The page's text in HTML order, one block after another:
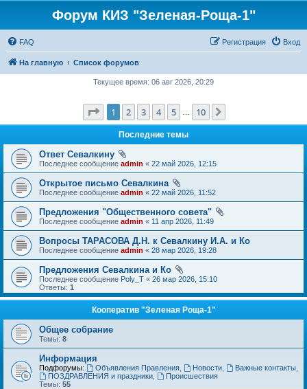
Форум КИЗ "Зеленая-Роща-1"
FAQ Вход
Регистрация
На главную Список форумов
Текущее время: 06 авг 2026, 20:29
Страница из 10
1 2 3 4 5 10
Последние темы
Ответ Севалкину
Последнее сообщение admin « 22 май 2026, 12:15
Открытое письмо Севалкина
Последнее сообщение admin « 22 май 2026, 11:52
Предложения "Общественного совета"
Последнее сообщение admin « 11 апр 2026, 11:49
Вопросы ТАРАСОВА Д.Н. к Севалкину И.А. и Ко
Последнее сообщение admin « 28 мар 2026, 19:28
Предложения Севалкина и Ко
Последнее сообщение Poly_T « 26 мар 2026, 15:10
Ответы: 1
Кооператив "Зеленая Роща-1"
Общее собрание
Темы: 8
Информация
Подфорумы: Объявления Правления, Новости, Важные контакты,
ПОЗДРАВЛЕНИЯ и праздники,
Происшествия
Темы: 55